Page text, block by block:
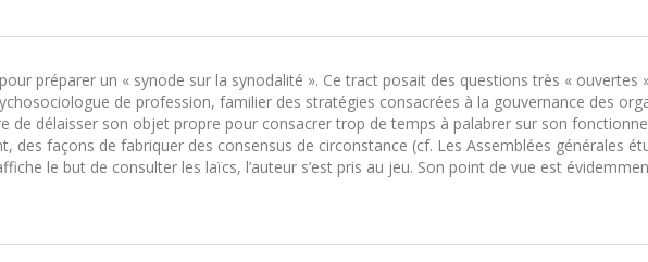
préparer un « synode sur la synodalité ». Ce tract posait des questions très « ouvertes
de profession, familier des stratégies consacrées à la gouvernance des
de délaisser son objet propre pour consacrer trop de temps à palabrer sur son
des façons de fabriquer des consensus de circonstance (cf. Les Assemblées générales
le but de consulter les laïcs, l’auteur s’est pris au jeu. Son point de vue est